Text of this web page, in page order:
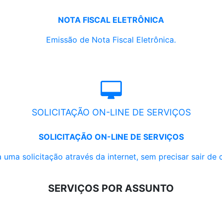
NOTA FISCAL ELETRÔNICA
Emissão de Nota Fiscal Eletrônica.
SOLICITAÇÃO ON-LINE DE SERVIÇOS
SOLICITAÇÃO ON-LINE DE SERVIÇOS
uma solicitação através da internet, sem precisar sair de
SERVIÇOS POR ASSUNTO